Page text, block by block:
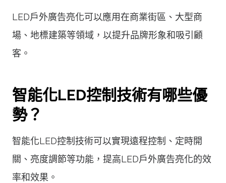
LED戶外廣告亮化可以應用在商業街區、大型商
場、地標建築等領域，以提升品牌形象和吸引顧
客。
智能化LED控制技術有哪些優
勢？
智能化LED控制技術可以實現遠程控制、定時開
關、亮度調節等功能，提高LED戶外廣告亮化的效
率和效果。